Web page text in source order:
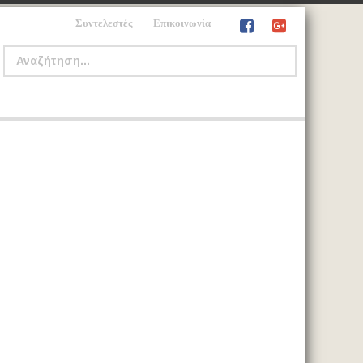
Συντελεστές Επικοινωνία